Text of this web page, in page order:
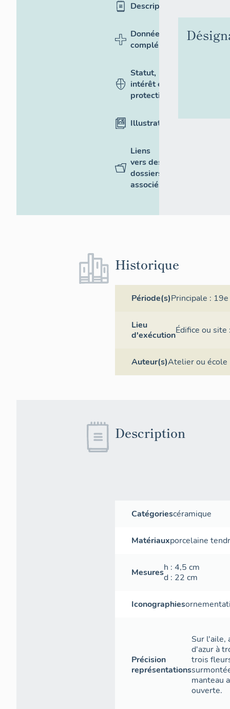
Description
Données
complémentaires
Statut,
intérêt et
protection
Illustrations
Liens
vers des
dossiers
associés
Historique
Période(s)Principale :
Lieu
d'exécutionÉdifice ou
Auteur(s)Atelier ou
Description
Catégoriescéramique
Matériauxporcelaine
Mesuresh : 4,5 cm
d : 22 cm
Iconographies
Précision
représentations
Sur l'aile,
d'azur à
trois
manteau
ouverte.